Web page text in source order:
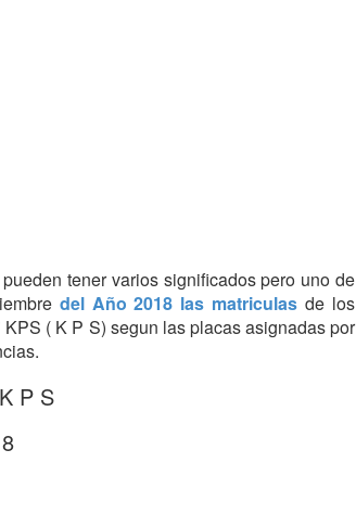
tener varios significados pero uno de
del Año 2018 las matriculasde los
( K P S) segun las placas asignadas por
P S